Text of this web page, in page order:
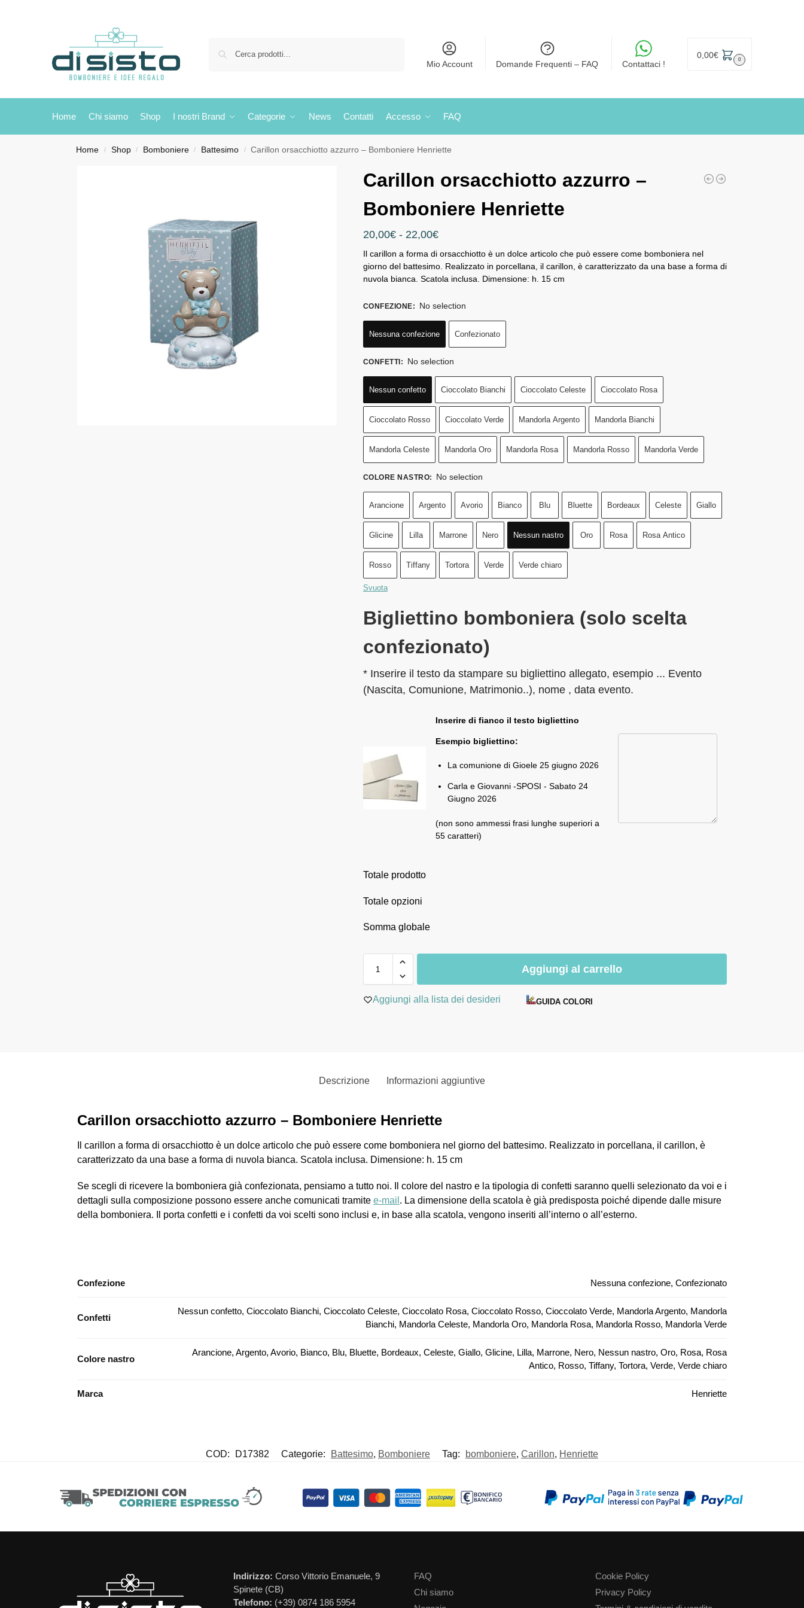
Mio Account Domande Frequenti – FAQ Contattaci !
0,00€ 0
Home Chi siamo Shop I nostri Brand Categorie News Contatti Accesso FAQ
Home / Shop / Bomboniere / Battesimo / Carillon orsacchiotto azzurro – Bomboniere Henriette
Carillon orsacchiotto azzurro –
Bomboniere Henriette
20,00€ - 22,00€
Il carillon a forma di orsacchiotto è un dolce articolo che può essere come bomboniera nel
giorno del battesimo. Realizzato in porcellana, il carillon, è caratterizzato da una base a forma di
nuvola bianca. Scatola inclusa. Dimensione: h. 15 cm
CONFEZIONE: No selection
Nessuna confezione Confezionato
CONFETTI: No selection
Nessun confetto Cioccolato Bianchi Cioccolato Celeste Cioccolato Rosa
Cioccolato Rosso Cioccolato Verde Mandorla Argento Mandorla Bianchi
Mandorla Celeste Mandorla Oro Mandorla Rosa Mandorla Rosso Mandorla Verde
COLORE NASTRO: No selection
Arancione Argento Avorio Bianco Blu Bluette Bordeaux Celeste Giallo
Glicine Lilla Marrone Nero Nessun nastro Oro Rosa Rosa Antico
Rosso Tiffany Tortora Verde Verde chiaro
Svuota
Bigliettino bomboniera (solo scelta
confezionato)
* Inserire il testo da stampare su bigliettino allegato, esempio ... Evento
(Nascita, Comunione, Matrimonio..), nome , data evento.
Inserire di fianco il testo bigliettino
Esempio bigliettino:
La comunione di Gioele 25 giugno 2026
Carla e Giovanni -SPOSI - Sabato 24
Giugno 2026
(non sono ammessi frasi lunghe superiori a
55 caratteri)
Totale prodotto
Totale opzioni
Somma globale
Aggiungi al carrello
Aggiungi alla lista dei desideri GUIDA COLORI
Descrizione Informazioni aggiuntive
Carillon orsacchiotto azzurro – Bomboniere Henriette
Il carillon a forma di orsacchiotto è un dolce articolo che può essere come bomboniera nel giorno del battesimo. Realizzato in porcellana, il carillon, è
caratterizzato da una base a forma di nuvola bianca. Scatola inclusa. Dimensione: h. 15 cm
Se scegli di ricevere la bomboniera già confezionata, pensiamo a tutto noi. Il colore del nastro e la tipologia di confetti saranno quelli selezionato da voi e i
dettagli sulla composizione possono essere anche comunicati tramite e-mail . La dimensione della scatola è già predisposta poiché dipende dalle misure
della bomboniera. Il porta confetti e i confetti da voi scelti sono inclusi e, in base alla scatola, vengono inseriti all’interno o all’esterno.
Confezione Nessuna confezione, Confezionato
Confetti
Nessun confetto, Cioccolato Bianchi, Cioccolato Celeste, Cioccolato Rosa, Cioccolato Rosso, Cioccolato Verde, Mandorla Argento, Mandorla
Bianchi, Mandorla Celeste, Mandorla Oro, Mandorla Rosa, Mandorla Rosso, Mandorla Verde
Colore nastro
Arancione, Argento, Avorio, Bianco, Blu, Bluette, Bordeaux, Celeste, Giallo, Glicine, Lilla, Marrone, Nero, Nessun nastro, Oro, Rosa, Rosa
Antico, Rosso, Tiffany, Tortora, Verde, Verde chiaro
Marca Henriette
COD: D17382 Categorie: Battesimo, Bomboniere Tag: bomboniere, Carillon, Henriette
Indirizzo: Corso Vittorio Emanuele, 9
Spinete (CB)
Telefono: (+39) 0874 186 5954
FAQ
Chi siamo
Cookie Policy
Privacy Policy